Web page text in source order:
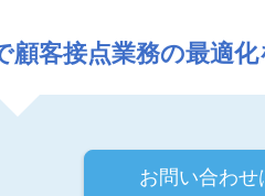
客接点業務の最適
お問い合わせ